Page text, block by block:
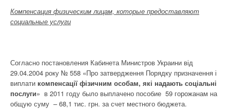
Компенсация физическим лицам, которые предоставляют
социальные услуги
Согласно постановления Кабинета Министров Украини від
29.04.2004 року № 558 «Про затвердження Порядку призначення і
виплати компенсації фізичним особам, які надають соціальні
послуги» в 2011 году было выплачено пособие 59 горожанам на
общую суму – 68,1 тис. грн. за счет местного бюджета.